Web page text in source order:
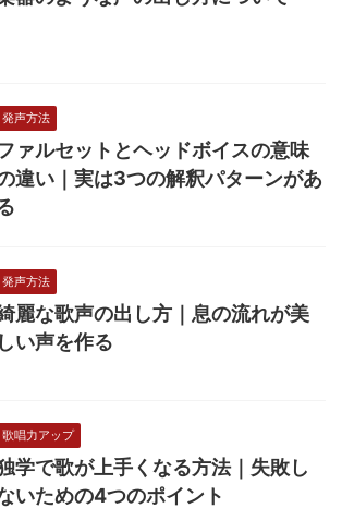
発声方法
ァルセットとヘッドボイスの意味
違い｜実は3つの解釈パターンがあ
発声方法
麗な歌声の出し方｜息の流れが美
しい声を作る
歌唱力アップ
学で歌が上手くなる方法｜失敗し
いための4つのポイント